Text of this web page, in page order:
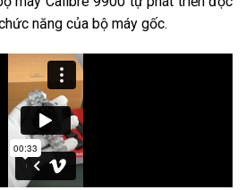
năng của bộ máy gốc.